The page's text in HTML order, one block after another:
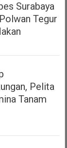
Surabaya
Tegur
Pelita
Tanam